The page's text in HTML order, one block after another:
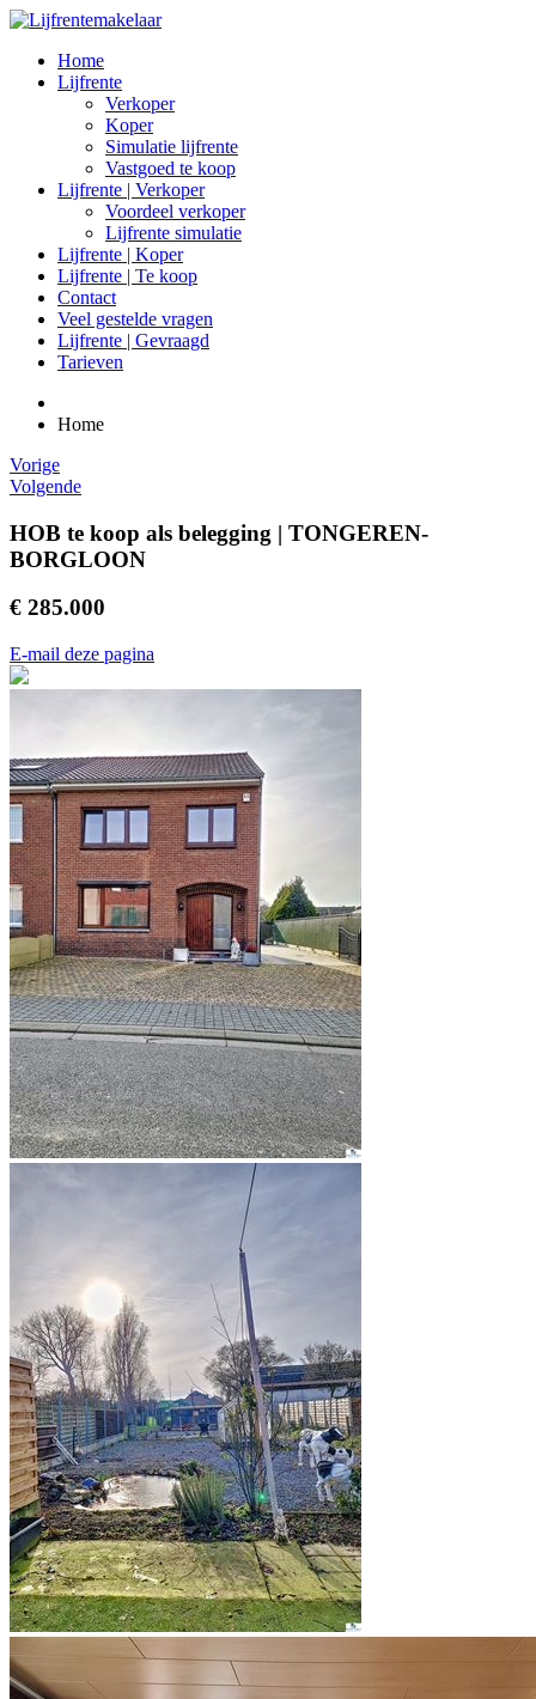
Home
Lijfrente
Verkoper
Koper
Simulatie lijfrente
Vastgoed te koop
Lijfrente | Verkoper
Voordeel verkoper
Lijfrente simulatie
Lijfrente | Koper
Lijfrente | Te koop
Contact
Veel gestelde vragen
Lijfrente | Gevraagd
Tarieven
Home
Vorige
Volgende
HOB te koop als belegging | TONGEREN-
BORGLOON
€ 285.000
E-mail deze pagina